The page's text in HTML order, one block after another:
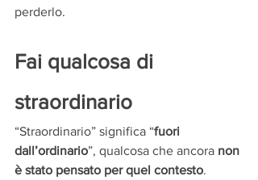
perderlo.
Fai qualcosa di
straordinario
“Straordinario” significa “fuori
dall’ordinario”, qualcosa che ancora non
è stato pensato per quel contesto.